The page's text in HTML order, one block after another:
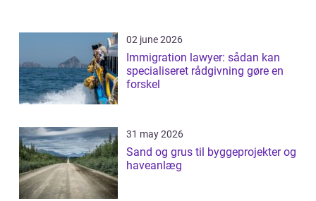
02 june 2026
Immigration lawyer: sådan kan
specialiseret rådgivning gøre en
forskel
31 may 2026
Sand og grus til byggeprojekter og
haveanlæg